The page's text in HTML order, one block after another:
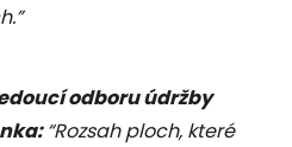
odboru údržby
“Rozsah ploch, které